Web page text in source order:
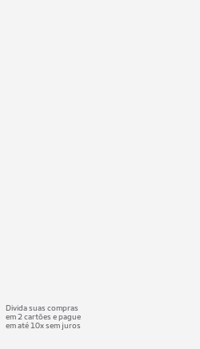
Divida suas compras
em 2 cartões e pague
em até 10x sem juros